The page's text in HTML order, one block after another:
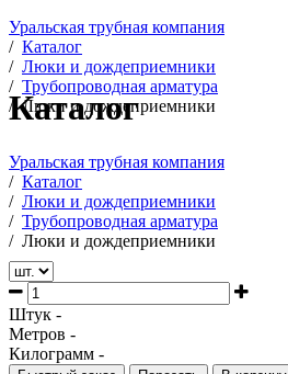
Уральская трубная компания
/ Каталог
/ Люки и дождеприемники
/ Трубопроводная арматура
/ Люки и дождеприемники
Каталог
Уральская трубная компания
/ Каталог
/ Люки и дождеприемники
/ Трубопроводная арматура
/ Люки и дождеприемники
Штук -
Метров -
Килограмм -